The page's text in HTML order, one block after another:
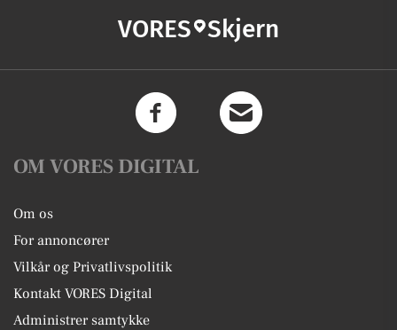
VORES Skjern
OM VORES DIGITAL
Om os
For annoncører
Vilkår og Privatlivspolitik
Kontakt VORES Digital
Administrer samtykke